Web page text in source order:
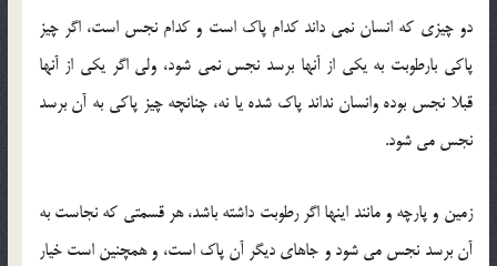
دو چیزی که انسان نمی داند کدام پاک است و کدام نجس است، اگر چیز
پاکی بارطوبت به یکی از آنها برسد نجس نمی شود، ولی اگر یکی از آنها
قبلا نجس بوده وانسان نداند پاک شده یا نه، چنانچه چیز پاکی به آن برسد
نجس می شود.
زمین و پارچه و مانند اینها اگر رطوبت داشته باشد، هر قسمتی که نجاست به
آن برسد نجس می شود و جاهای دیگر آن پاک است، و همچنین است خیار